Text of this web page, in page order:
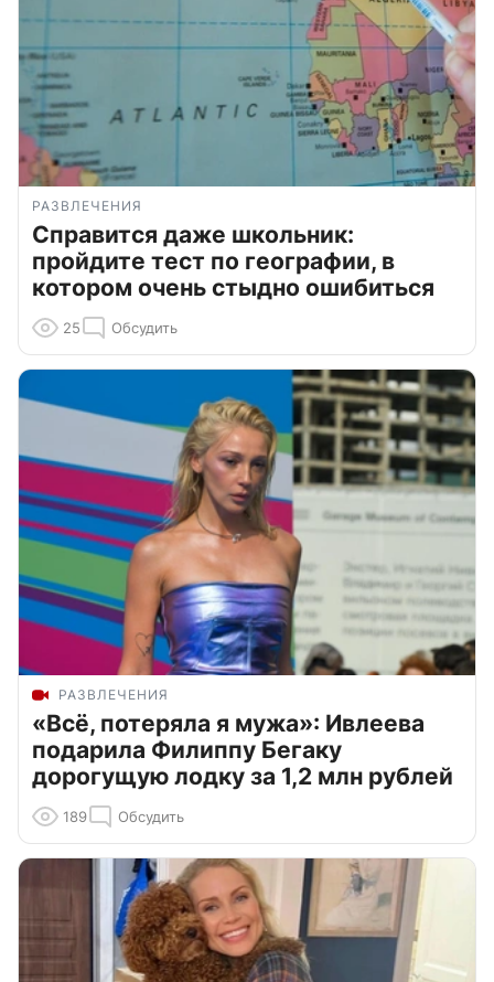
РАЗВЛЕЧЕНИЯ
Справится даже школьник:
пройдите тест по географии, в
котором очень стыдно ошибиться
25 Обсудить
РАЗВЛЕЧЕНИЯ
«Всё, потеряла я мужа»: Ивлеева
подарила Филиппу Бегаку
дорогущую лодку за 1,2 млн рублей
189 Обсудить